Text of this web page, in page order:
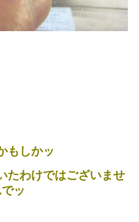
もしかッ
たわけではございませ
ッ